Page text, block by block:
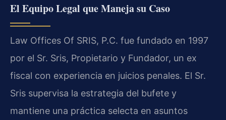
El Equipo Legal que Maneja su Caso
Law Offices Of SRIS, P.C. fue fundado en 1997
por el Sr. Sris, Propietario y Fundador, un ex
fiscal con experiencia en juicios penales. El Sr.
Sris supervisa la estrategia del bufete y
mantiene una práctica selecta en asuntos